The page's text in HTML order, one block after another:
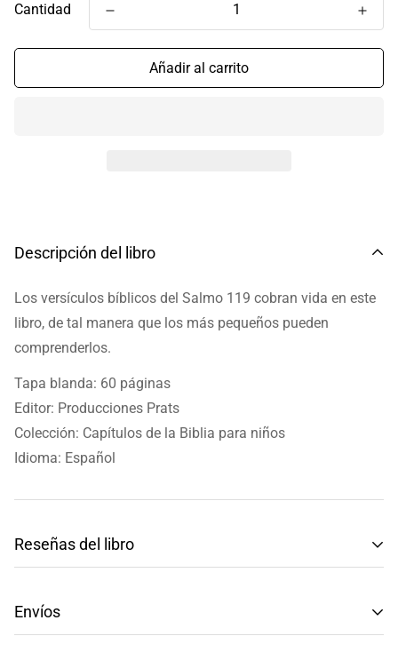
Cantidad
Añadir al carrito
Descripción del libro
Los versículos bíblicos del Salmo 119 cobran vida en este
libro, de tal manera que los más pequeños pueden
comprenderlos.
Tapa blanda: 60 páginas
Editor: Producciones Prats
Colección: Capítulos de la Biblia para niños
Idioma: Español
Reseñas del libro
Envíos